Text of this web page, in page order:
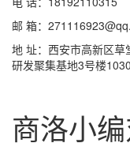
邮 箱：
地 址：西安市高新区
研发聚集基地3号楼
商洛小